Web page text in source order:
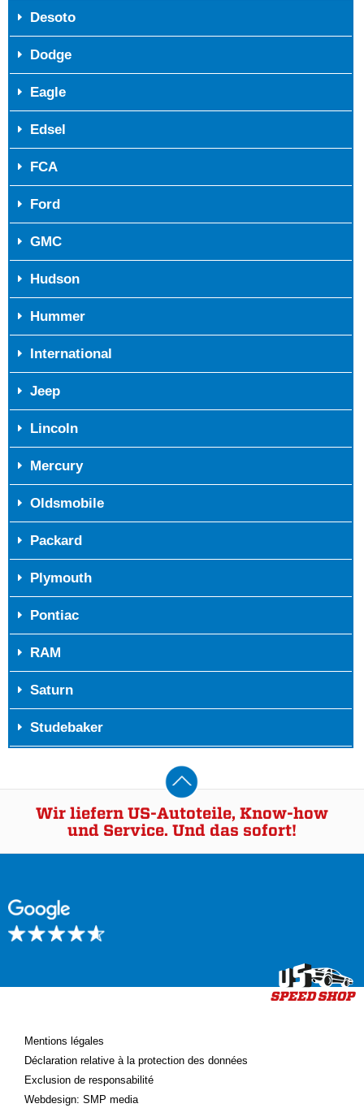
Desoto
Dodge
Eagle
Edsel
FCA
Ford
GMC
Hudson
Hummer
International
Jeep
Lincoln
Mercury
Oldsmobile
Packard
Plymouth
Pontiac
RAM
Saturn
Studebaker
Wir liefern US-Autoteile, Know-how
und Service. Und das sofort!
Mentions légales
Déclaration relative à la protection des données
Exclusion de responsabilité
Webdesign: SMP media